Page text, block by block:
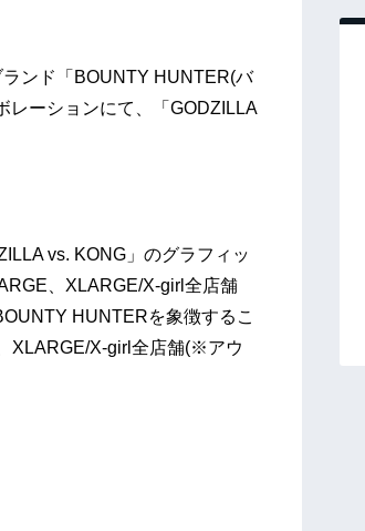
ンド「BOUNTY HUNTER(バ
レーションにて、「GODZILLA
vs. KONG」のグラフィッ
、XLARGE/X-girl全店舗
HUNTERを象徴するこ
XLARGE/X-girl全店舗(※アウ